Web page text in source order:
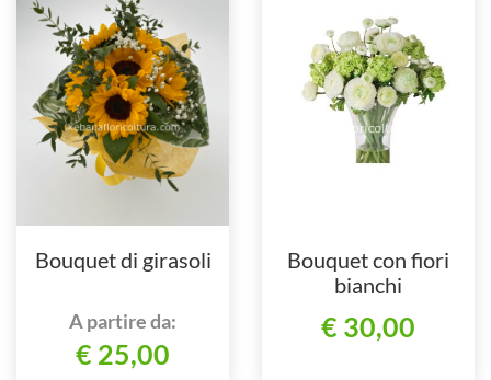
Bouquet di girasoli
A partire da:
€ 25,00
Bouquet con fiori
bianchi
€ 30,00